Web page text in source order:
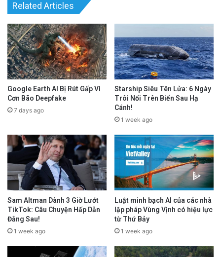
Related Articles
Google Earth AI Bị Rút Gấp Vì
Cơn Bão Deepfake
7 days ago
Starship Siêu Tên Lửa: 6 Ngày
Trôi Nổi Trên Biển Sau Hạ
Cánh!
1 week ago
Sam Altman Dành 3 Giờ Lướt
TikTok: Câu Chuyện Hấp Dẫn
Đằng Sau!
1 week ago
Luật minh bạch AI của các nhà
lập pháp Vùng Vịnh có hiệu lực
từ Thứ Bảy
1 week ago